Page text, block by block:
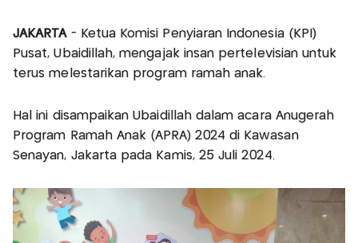
JAKARTA - Ketua Komisi Penyiaran Indonesia (KPI)
Pusat, Ubaidillah, mengajak insan pertelevisian untuk
terus melestarikan program ramah anak.
Hal ini disampaikan Ubaidillah dalam acara Anugerah
Program Ramah Anak (APRA) 2024 di Kawasan
Senayan, Jakarta pada Kamis, 25 Juli 2024.